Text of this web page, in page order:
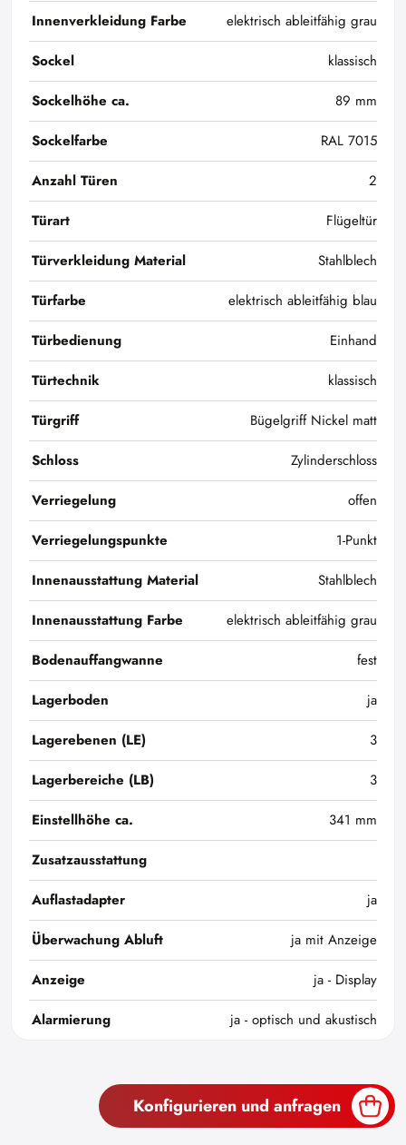
Innenverkleidung Farbe
elektrisch ableitfähig grau
Sockel
klassisch
Sockelhöhe ca.
89 mm
Sockelfarbe
RAL 7015
Anzahl Türen
2
Türart
Flügeltür
Türverkleidung Material
Stahlblech
Türfarbe
elektrisch ableitfähig blau
Türbedienung
Einhand
Türtechnik
klassisch
Türgriff
Bügelgriff Nickel matt
Schloss
Zylinderschloss
Verriegelung
offen
Verriegelungspunkte
1-Punkt
Innenausstattung Material
Stahlblech
Innenausstattung Farbe
elektrisch ableitfähig grau
Bodenauffangwanne
fest
Lagerboden
ja
Lagerebenen (LE)
3
Lagerbereiche (LB)
3
Einstellhöhe ca.
341 mm
Zusatzausstattung
Auflastadapter
ja
Überwachung Abluft
ja mit Anzeige
Anzeige
ja - Display
Alarmierung
ja - optisch und akustisch
Konfigurieren und anfragen